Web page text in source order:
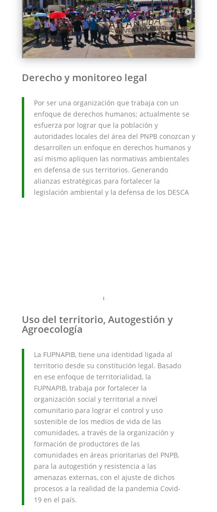
Derecho y monitoreo legal
Por ser una organización que trabaja con un
enfoque de derechos humanos; actualmente se
esfuerza por lograr que la población y
autoridades locales del área del PNPB conozcan y
desarrollen un enfoque en derechos humanos y
así mismo apliquen las normativas ambientales
en defensa de sus territorios. Generando
alianzas estratégicas para fortalecer la
legislación ambiental y la defensa de los DESCA
Uso del territorio, Autogestión y
Agroecología
La FUPNAPIB, tiene una identidad ligada al
territorio desde su constitución legal. Basado
en ese enfoque de territorialidad, la
FUPNAPIB, trabaja por fortalecer la
organización social y territorial a nivel
comunitario para lograr el control y uso
sostenible de los medios de vida de las
comunidades, a través de la organización y
formación de productores de las
comunidades en áreas prioritarias del PNPB,
para la autogestión y resistencia a las
amenazas externas, con el ajuste de dichos
procesos a la realidad de la pandemia Covid-
19 en el país.